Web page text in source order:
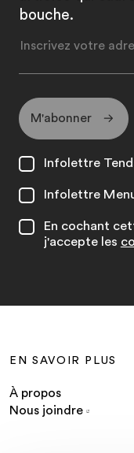
bouche.
M'abonner
Infolettre
Infolettre
En cochant
j'accepte les
EN SAVOIR PLUS
À propos
Nous joindre